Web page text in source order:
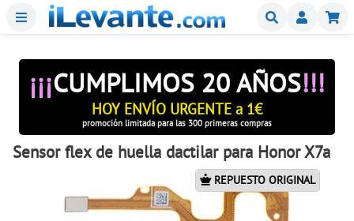
Menu Buscar
¡¡¡CUMPLIMOS 20 AÑOS!!!
HOY ENVÍO URGENTE a 1€
promoción limitada para las 300 primeras compras
Sensor flex de huella dactilar para Honor X7a
REPUESTO ORIGINAL